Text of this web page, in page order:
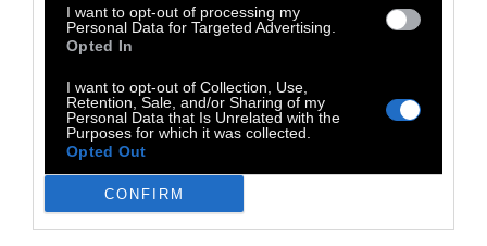
I want to opt-out of processing my
Personal Data for Targeted Advertising.
Opted In
I want to opt-out of Collection, Use,
Retention, Sale, and/or Sharing of my
Personal Data that Is Unrelated with the
Purposes for which it was collected.
Opted Out
CONFIRM
εκμεταλλευτείτε το και αυτό.
Κάντε το ίδιο με την ουρά στην τράπεζα αν
σας την προσφέρει κάποιος που φαίνεται
πως δεν την έχει ανάγκη. Ξεφορτωθείτε τις
υποψήφιες ενοχλητικές γιαγιάδες που σας
ρωτάνε αν είστε σε ενδιαφέρουσα λέγοντας
πως πρέπει να ξεράσετε και θα τα πείτε